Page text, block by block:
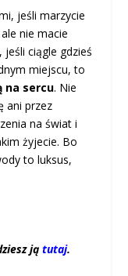
jeśli marzycie
nie macie
ciągle gdzieś
miejscu, to
na sercu. Nie
ani przez
na świat i
żyjecie. Bo
to luksus,
jątutaj.